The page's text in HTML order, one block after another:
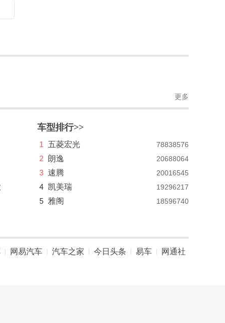
更多
车型排行>>
1 五菱宏光 78838576
2 朗逸 20688064
3 速腾 20016545
4 凯美瑞 19296217
5 雅阁 18596740
网易汽车 汽车之家 今日头条 易车 网通社